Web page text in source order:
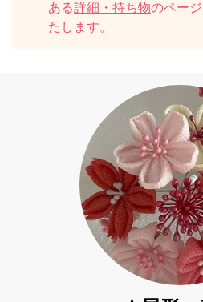
ある詳細・持ち物のペー
たします。